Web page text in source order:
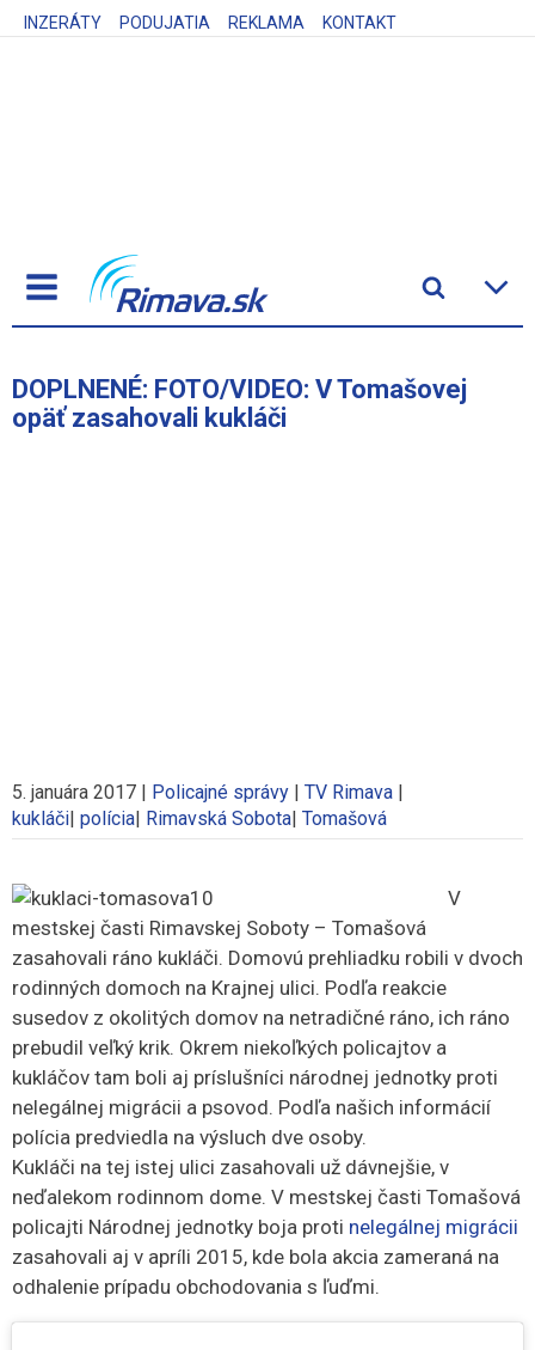
INZERÁTY PODUJATIA REKLAMA KONTAKT
DOPLNENÉ: FOTO/VIDEO: V Tomašovej
opäť zasahovali kukláči
5. januára 2017 | Policajné správy | TV Rimava |
kukláči| polícia| Rimavská Sobota| Tomašová
V
mestskej časti Rimavskej Soboty – Tomašová
zasahovali ráno kukláči. Domovú prehliadku robili v dvoch
rodinných domoch na Krajnej ulici. Podľa reakcie
susedov z okolitých domov na netradičné ráno, ich ráno
prebudil veľký krik. Okrem niekoľkých policajtov a
kukláčov tam boli aj príslušníci národnej jednotky proti
nelegálnej migrácii a psovod. Podľa našich informácií
polícia predviedla na výsluch dve osoby.
Kukláči na tej istej ulici zasahovali už dávnejšie, v
neďalekom rodinnom dome. V mestskej časti Tomašová
policajti Národnej jednotky boja proti nelegálnej migrácii
zasahovali aj v apríli 2015, kde bola akcia zameraná na
odhalenie prípadu obchodovania s ľuďmi.